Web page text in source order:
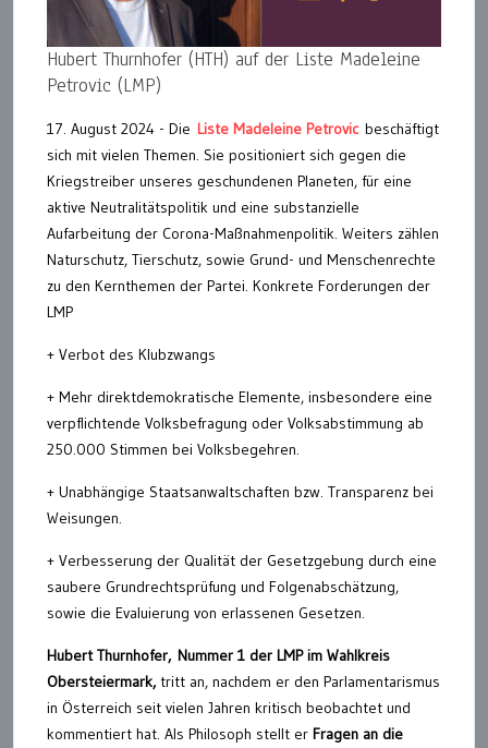
Hubert Thurnhofer (HTH) auf der Liste Madeleine
Petrovic (LMP)
17. August 2024 - Die Liste Madeleine Petrovicbeschäftigt
sich mit vielen Themen. Sie positioniert sich gegen die
Kriegstreiber unseres geschundenen Planeten, für eine
aktive Neutralitätspolitik und eine substanzielle
Aufarbeitung der Corona-Maßnahmenpolitik. Weiters zählen
Naturschutz, Tierschutz, sowie Grund- und Menschenrechte
zu den Kernthemen der Partei. Konkrete Forderungen der
LMP
+ Verbot des Klubzwangs
+ Mehr direktdemokratische Elemente, insbesondere eine
verpflichtende Volksbefragung oder Volksabstimmung ab
250.000 Stimmen bei Volksbegehren.
+ Unabhängige Staatsanwaltschaften bzw. Transparenz bei
Weisungen.
+ Verbesserung der Qualität der Gesetzgebung durch eine
saubere Grundrechtsprüfung und Folgenabschätzung,
sowie die Evaluierung von erlassenen Gesetzen.
Hubert Thurnhofer, Nummer 1 der LMP im Wahlkreis
Obersteiermark, tritt an, nachdem er den Parlamentarismus
in Österreich seit vielen Jahren kritisch beobachtet und
kommentiert hat. Als Philosoph stellt er Fragen an die